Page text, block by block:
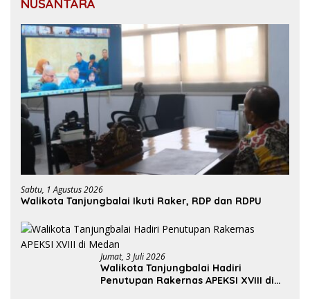
NUSANTARA
Sabtu, 1 Agustus 2026
Walikota Tanjungbalai Ikuti Raker, RDP dan RDPU
Jumat, 3 Juli 2026
Walikota Tanjungbalai Hadiri
Penutupan Rakernas APEKSI XVIII di